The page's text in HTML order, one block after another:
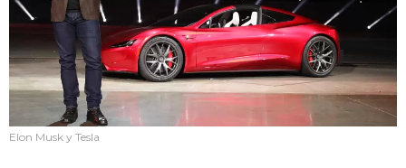
Elon Musk y Tesla